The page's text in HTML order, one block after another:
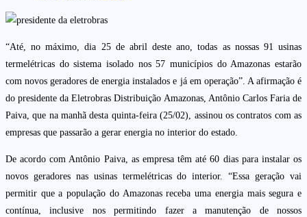
“Até, no máximo, dia 25 de abril deste ano, todas as nossas 91 usinas
termelétricas do sistema isolado nos 57 municípios do Amazonas estarão
com novos geradores de energia instalados e já em operação”. A afirmação é
do presidente da Eletrobras Distribuição Amazonas, Antônio Carlos Faria de
Paiva, que na manhã desta quinta-feira (25/02), assinou os contratos com as
empresas que passarão a gerar energia no interior do estado.
De acordo com Antônio Paiva, as empresa têm até 60 dias para instalar os
novos geradores nas usinas termelétricas do interior. “Essa geração vai
permitir que a população do Amazonas receba uma energia mais segura e
contínua, inclusive nos permitindo fazer a manutenção de nossos